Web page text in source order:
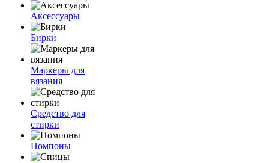
Аксессуары
Бирки
Маркеры для
вязания
Средство для
стирки
Помпоны